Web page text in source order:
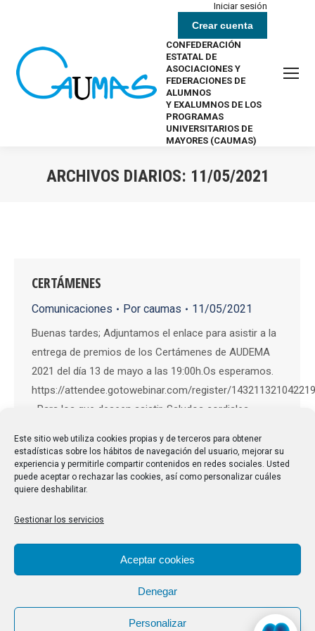
Este sitio web utiliza cookies propias y de terceros para obtener
estadísticas sobre los hábitos de navegación del usuario, mejorar su
experiencia y permitirle compartir contenidos en redes sociales. Usted
puede aceptar o rechazar las cookies, así como personalizar cuáles
quiere deshabilitar.
Gestionar los servicios
Aceptar cookies
Denegar
Personalizar
Iniciar sesión
Crear cuenta
CONFEDERACIÓN
ESTATAL DE
ASOCIACIONES Y
FEDERACIONES DE
ALUMNOS
Y EXALUMNOS DE LOS
PROGRAMAS
UNIVERSITARIOS DE
MAYORES (CAUMAS)
ARCHIVOS DIARIOS: 11/05/2021
CERTÁMENES
Comunicaciones Por caumas 11/05/2021
Buenas tardes; Adjuntamos el enlace para asistir a la
entrega de premios de los Certámenes de AUDEMA
2021 del día 13 de mayo a las 19:00h.Os esperamos.
https://attendee.gotowebinar.com/register/
Para los que deseen asistir. Saludos cordiales.